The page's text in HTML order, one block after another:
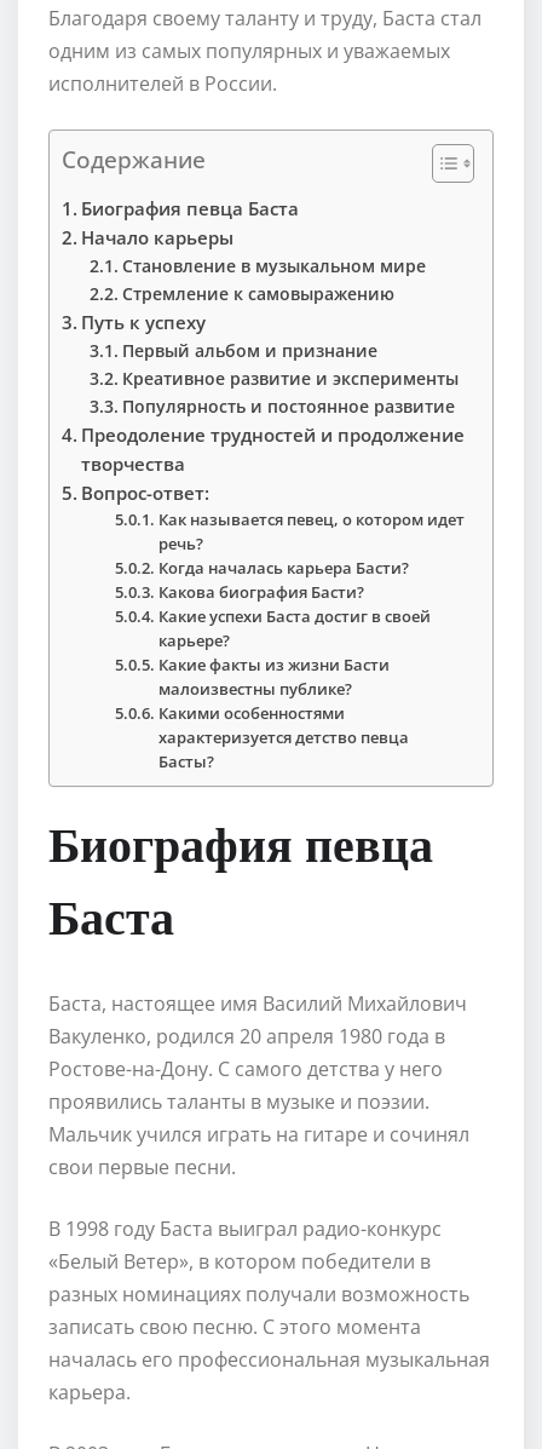
Благодаря своему таланту и труду, Баста стал
одним из самых популярных и уважаемых
исполнителей в России.
Содержание
Биография певца Баста
Начало карьеры
Становление в музыкальном мире
Стремление к самовыражению
Путь к успеху
Первый альбом и признание
Креативное развитие и эксперименты
Популярность и постоянное развитие
Преодоление трудностей и продолжение
творчества
Вопрос-ответ:
Как называется певец, о котором идет
речь?
Когда началась карьера Басти?
Какова биография Басти?
Какие успехи Баста достиг в своей
карьере?
Какие факты из жизни Басти
малоизвестны публике?
Какими особенностями
характеризуется детство певца
Басты?
Биография певца
Баста
Баста, настоящее имя Василий Михайлович
Вакуленко, родился 20 апреля 1980 года в
Ростове-на-Дону. С самого детства у него
проявились таланты в музыке и поэзии.
Мальчик учился играть на гитаре и сочинял
свои первые песни.
В 1998 году Баста выиграл радио-конкурс
«Белый Ветер», в котором победители в
разных номинациях получали возможность
записать свою песню. С этого момента
началась его профессиональная музыкальная
карьера.